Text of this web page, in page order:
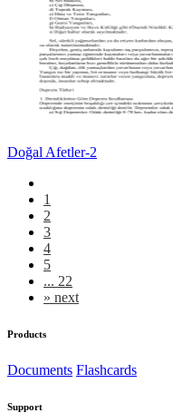
Doğal Afetler-2
1
2
3
4
5
... 22
» next
Products
Documents Flashcards
Support